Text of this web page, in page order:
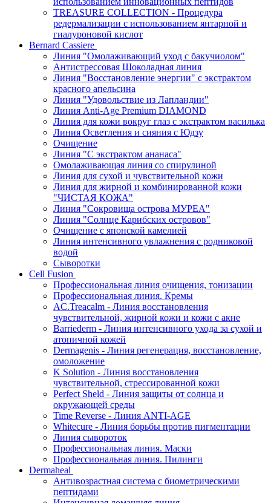
TREASURE COLLECTION - Процедура
редермализации с использованием янтарной и
гиалуроновой кислот
Bernard Cassiere
Линия "Омолаживающий уход с бакучиолом"
Антистрессовая Шоколадная линия
Линия "Восстановление энергии" с экстрактом
красного апельсина
Линия "Удовольствие из Лапландии"
Линия Anti-Age Premium DIAMOND
Линия для кожи вокруг глаз с экстрактом василька
Линия Осветления и сияния с Юдзу
Очищение
Линия "С экстрактом ананаса"
Омолаживающая линия со спирулиной
Линия для сухой и чувствительной кожи
Линия для жирной и комбинированной кожи
"ЧИСТАЯ КОЖА"
Линия "Сокровища острова МУРЕА"
Линия "Солнце Карибских островов"
Очищение с японской камелией
Линия интенсивного увлажнения с родниковой
водой
Сыворотки
Cell Fusion
Профессиональная линия очищения, тонизации
Профессиональная линия. Кремы
AC.Treacalm - Линия восстановления
чувствительной, жирной кожи и кожи с акне
Barriederm - Линия интенсивного ухода за сухой и
атопичной кожей
Dermagenis - Линия регенерация, восстановление,
омоложение
K Solution - Линия восстановления
чувствительной, стрессированной кожи
Perfect Sheld - Линия защиты от солнца и
окружающей среды
Time Reverse - Линия ANTI-AGE
Whitecure - Линия борьбы против пигментации
Линия сывороток
Профессиональная линия. Маски
Профессиональная линия. Пилинги
Dermaheal
Антивозрастная система с биометрическими
пептидами